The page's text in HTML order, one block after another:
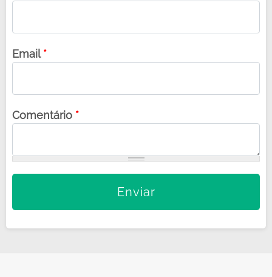
Email*
Comentário *